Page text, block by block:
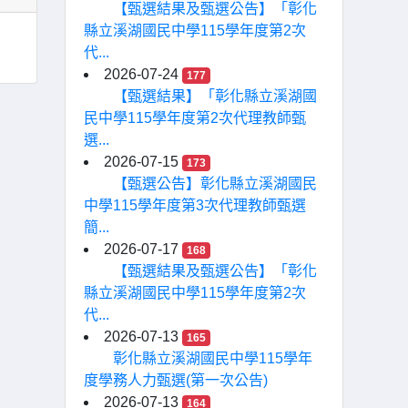
【甄選結果及甄選公告】「彰化
縣立溪湖國民中學115學年度第2次
代...
2026-07-24
177
【甄選結果】「彰化縣立溪湖國
民中學115學年度第2次代理教師甄
選...
2026-07-15
173
【甄選公告】彰化縣立溪湖國民
中學115學年度第3次代理教師甄選
簡...
2026-07-17
168
【甄選結果及甄選公告】「彰化
縣立溪湖國民中學115學年度第2次
代...
2026-07-13
165
彰化縣立溪湖國民中學115學年
度學務人力甄選(第一次公告)
2026-07-13
164